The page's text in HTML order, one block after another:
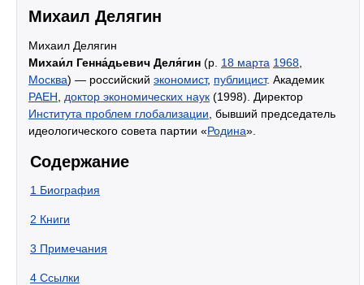
Михаил Делягин
Михаил Делягин
Михаи́л Генна́дьевич Деля́гин (р. 18 марта 1968
Москва) — российский экономист, публицист. Академик
РАЕН
доктор экономических наук (1998). Директор
Института проблем глобализации , бывший председатель
идеологического совета партии «Родина».
Содержание
1 Биография
2 Книги
3 Примечания
4 Ссылки